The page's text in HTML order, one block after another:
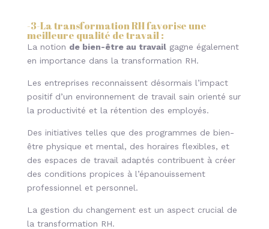
-3-La transformation RH favorise une
meilleure qualité de travail:
La notion de bien-être au travailgagne également
en importance dans la transformation RH.
Les entreprises reconnaissent désormais l’impact
positif d’un environnement de travail sain orienté sur
la productivité et la rétention des employés.
Des initiatives telles que des programmes de bien-
être physique et mental, des horaires flexibles, et
des espaces de travail adaptés contribuent à créer
des conditions propices à l’épanouissement
professionnel et personnel.
La gestion du changement est un aspect crucial de
la transformation RH.